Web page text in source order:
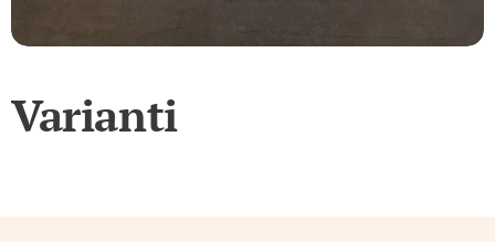
Varianti